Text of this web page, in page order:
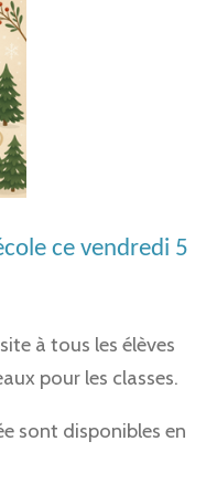
ce vendredi 5
à tous les élèves
pour les classes.
sont disponibles en